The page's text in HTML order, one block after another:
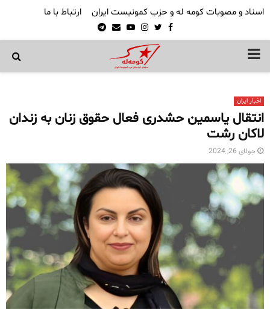
اسناد و مصوبات کومه له و حزب کمونیست ایران ارتباط با ما
Facebook
Twitter
Instagram
Youtube
Email
Telegram
PRIMARY
اخبار ایران
انتقال یاسمین حشدری فعال حقوق زنان به زندان
لاکان رشت
جولای 26, 2024